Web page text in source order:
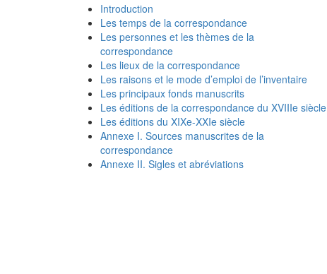
Introduction
Les temps de la correspondance
Les personnes et les thèmes de la
correspondance
Les lieux de la correspondance
Les raisons et le mode d’emploi de l’inventaire
Les principaux fonds manuscrits
Les éditions de la correspondance du XVIIIe siècle
Les éditions du XIXe-XXIe siècle
Annexe I. Sources manuscrites de la
correspondance
Annexe II. Sigles et abréviations